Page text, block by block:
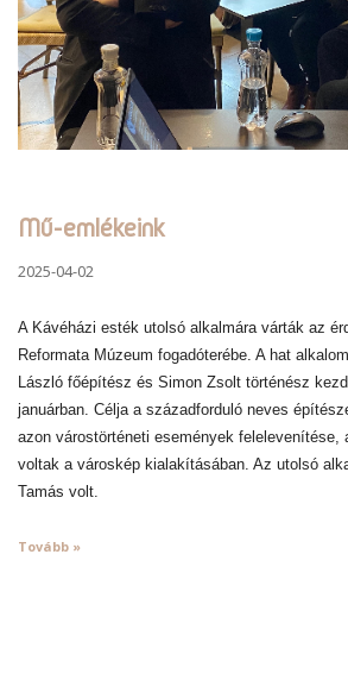
Mű-emlékeink
2025-04-02
A Kávéházi esték utolsó alkalmára várták az
Reformata Múzeum fogadóterébe. A hat
László főépítész és Simon Zsolt történész
januárban. Célja a századforduló neves
azon várostörténeti események felelevenítése,
voltak a városkép kialakításában. Az utolsó
Tamás volt.
Tovább »